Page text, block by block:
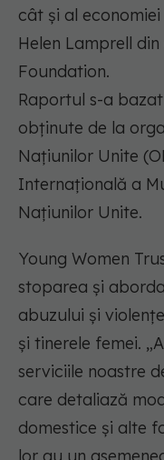
cât și al
Helen Lamprell
Foundation.
Raportul s-a
obținute de la
Națiunilor Unite
Internațională a
Națiunilor Unite.
Young Women
stoparea și
abuzului și
și tinerele femei.
serviciile noastre
care detaliază
domestice și alte